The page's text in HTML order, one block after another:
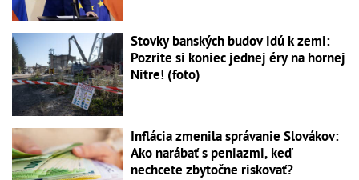
Stovky banských budov idú k zemi:
Pozrite si koniec jednej éry na hornej
Nitre! (foto)
Inflácia zmenila správanie Slovákov:
Ako narábať s peniazmi, keď
nechcete zbytočne riskovať?